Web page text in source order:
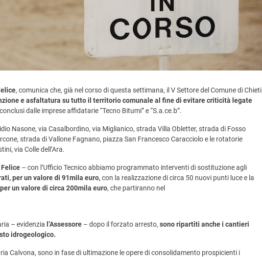
, comunica che, già nel corso di questa settimana, il V Settore del Comune di Chieti
e asfaltatura su tutto il territorio comunale al fine di evitare criticità legate
dalle imprese affidatarie “Tecno Bitumi” e “S.a.ce.b”.
Nasone, via Casalbordino, via Miglianico, strada Villa Obletter, strada di Fosso
strada di Vallone Fagnano, piazza San Francesco Caracciolo e le rotatorie
via Colle dell’Ara.
Felice – con l’Ufficio Tecnico abbiamo programmato interventi di sostituzione agli
per un valore di 91mila euro,con la realizzazione di circa 50 nuovi punti luce e la
un valore di circa 200mila euro, che partiranno nel
– evidenzia l’Assessore – dopo il forzato arresto, sono ripartiti anche i cantieri
idrogeologico.
Calvona, sono in fase di ultimazione le opere di consolidamento prospicienti i